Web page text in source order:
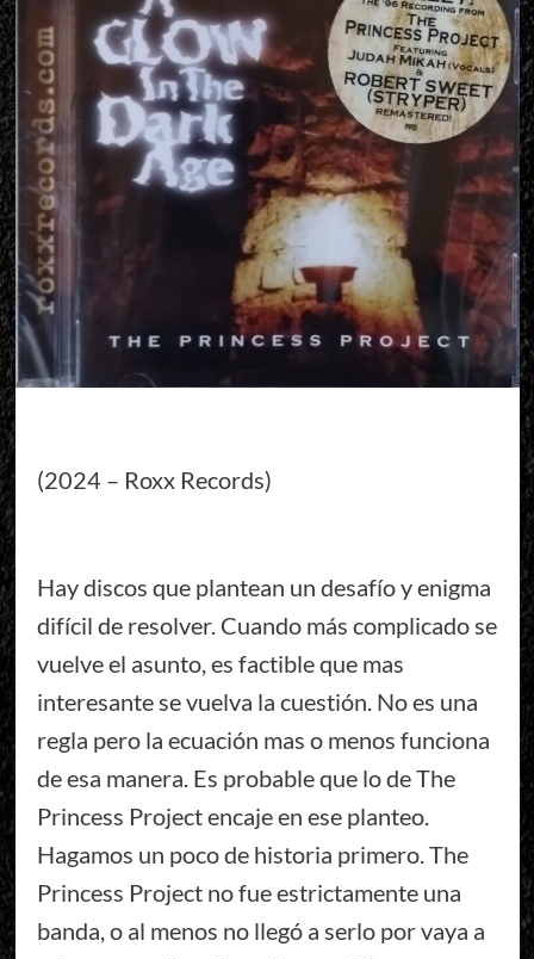
(2024 – Roxx Records)
Hay discos que plantean un desafío y enigma
difícil de resolver. Cuando más complicado se
vuelve el asunto, es factible que mas
interesante se vuelva la cuestión. No es una
regla pero la ecuación mas o menos funciona
de esa manera. Es probable que lo de The
Princess Project encaje en ese planteo.
Hagamos un poco de historia primero. The
Princess Project no fue estrictamente una
banda, o al menos no llegó a serlo por vaya a